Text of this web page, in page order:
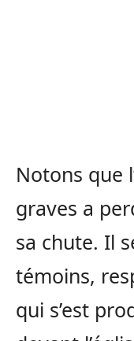
Notons que
graves a
sa chute. Il
témoins,
qui s’est